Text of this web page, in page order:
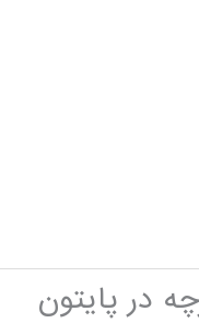
در پایتون